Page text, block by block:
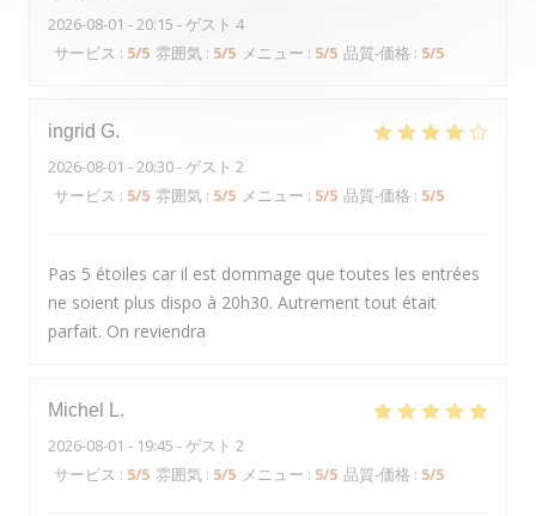
2026-08-01 - 20:15 - ゲスト 4
サービス : 5/5 雰囲気 : 5/5 メニュー : 5/5 品質-価格 : 5/5
ingrid G
2026-08-01 - 20:30 - ゲスト 2
サービス : 5/5 雰囲気 : 5/5 メニュー : 5/5 品質-価格 : 5/5
Pas 5 étoiles car il est dommage que toutes les entrées
ne soient plus dispo à 20h30. Autrement tout était
parfait. On reviendra
Michel L
2026-08-01 - 19:45 - ゲスト 2
サービス : 5/5 雰囲気 : 5/5 メニュー : 5/5 品質-価格 : 5/5